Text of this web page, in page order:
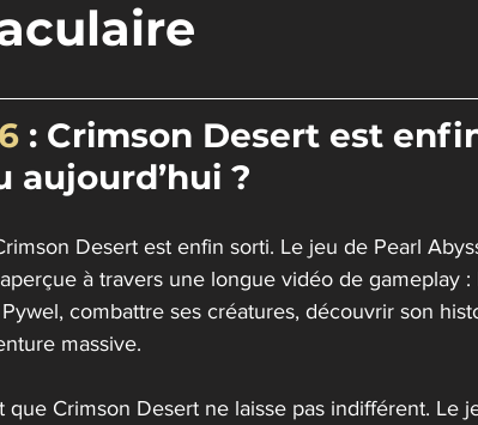
: Crimson Desert est
aujourd’hui ?
Desert est enfin sorti. Le jeu de Pearl
à travers une longue vidéo de gameplay :
combattre ses créatures, découvrir son
massive.
que Crimson Desert ne laisse pas indifférent. Le